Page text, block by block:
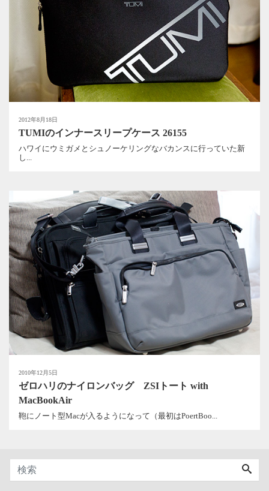
2012年8月18日
TUMIのインナースリープケース 26155
ハワイにウミガメとシュノーケリングなバカンスに行っていた新
し...
2010年12月5日
ゼロハリのナイロンバッグ ZSIトート with
MacBookAir
鞄にノート型Macが入るようになって（最初はPoertBoo...